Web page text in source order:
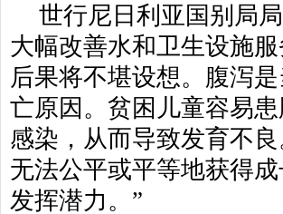
世行尼日利亚国别局
大幅改善水和卫生设施
后果将不堪设想。腹泻
亡原因。贫困儿童容易
感染，从而导致发育不
无法公平或平等地获得
发挥潜力。”